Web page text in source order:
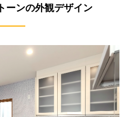
ーンの外観デザイン